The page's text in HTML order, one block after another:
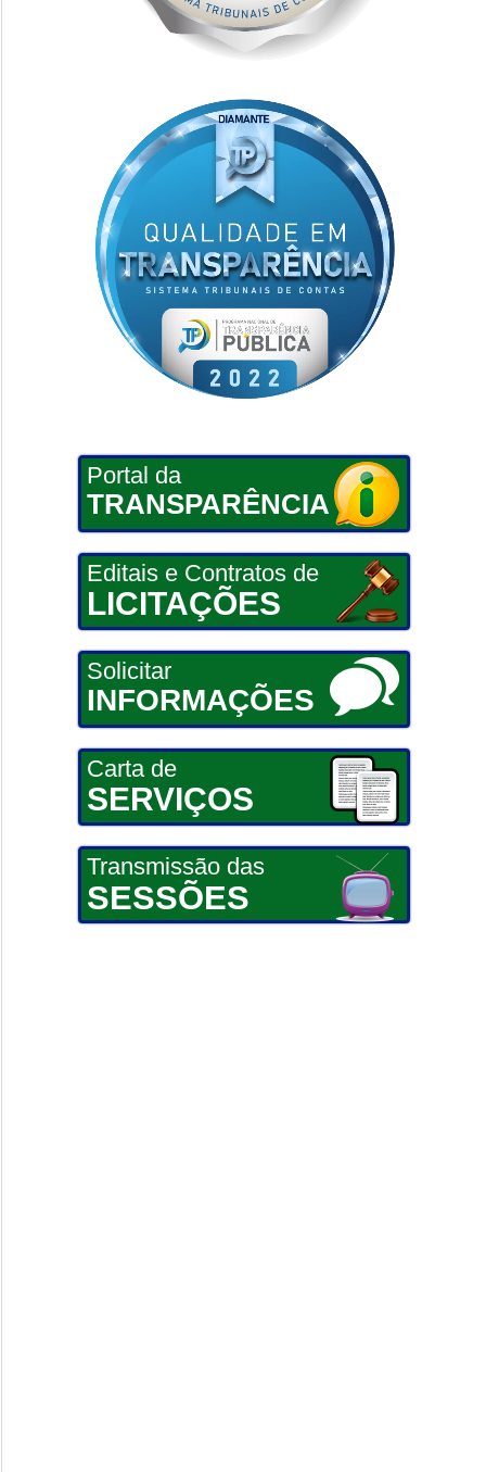
Portal da
TRANSPARÊNCIA
Editais e Contratos de
LICITAÇÕES
Solicitar
INFORMAÇÕES
Carta de
SERVIÇOS
Transmissão das
SESSÕES